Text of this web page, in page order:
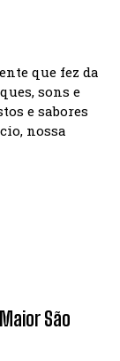
que fez da
sons e
e sabores
nossa
São